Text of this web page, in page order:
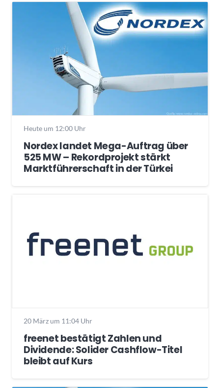
Heute um 12:00 Uhr
Nordex landet Mega-Auftrag über
525 MW – Rekordprojekt stärkt
Marktführerschaft in der Türkei
20 März um 11:04 Uhr
freenet bestätigt Zahlen und
Dividende: Solider Cashflow-Titel
bleibt auf Kurs